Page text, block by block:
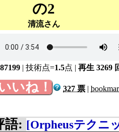
の2
清流さん
| 技術点=1.5点 | 再生 3269
いね！ 327 票 |
語: [Orpheusテクニ